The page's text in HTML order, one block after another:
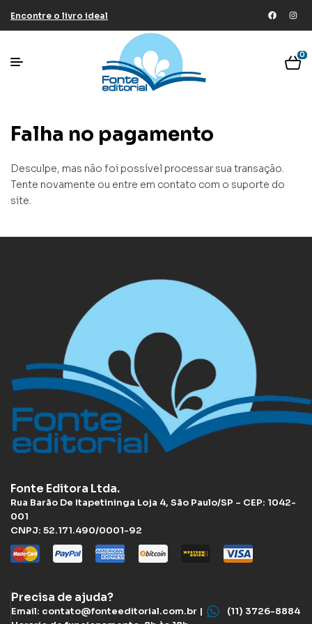
Encontre o livro ideal
0
Falha no pagamento
Desculpe, mas não foi possível processar sua transação.
Tente novamente ou entre em contato com o suporte do
site.
Fonte Editora Ltda.
Rua Barão De Itapetininga Loja 4, São Paulo/SP – CEP: 1042-
001
CNPJ: 52.171.490/0001-92
Precisa de ajuda?
Email: contato@fonteeditorial.com.br |
(11) 3726-8884